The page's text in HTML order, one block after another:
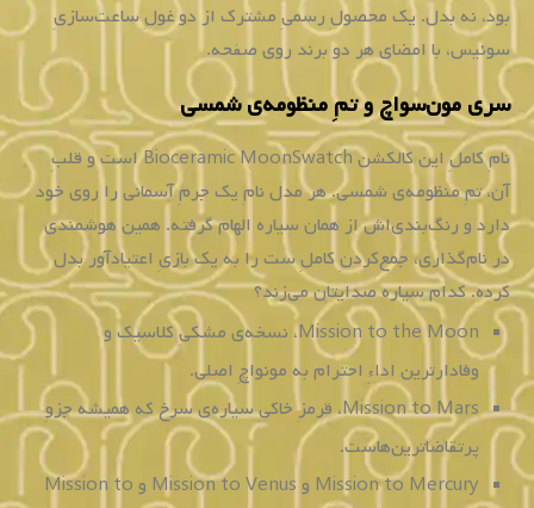
بود، نه بدل. یک محصولِ رسمیِ مشترک از دو غولِ ساعت‌سازیِ
سوئیس، با امضای هر دو برند روی صفحه.
سری مون‌سواچ و تمِ منظومه‌ی شمسی
نامِ کاملِ این کالکشن Bioceramic MoonSwatch است و قلبِ
آن، تمِ منظومه‌ی شمسی. هر مدل نامِ یک جرمِ آسمانی را روی خود
دارد و رنگ‌بندی‌اش از همان سیاره الهام گرفته. همین هوشمندی
در نام‌گذاری، جمع‌کردنِ کاملِ ست را به یک بازیِ اعتیادآور بدل
کرده. کدام سیاره صدایتان می‌زند؟
Mission to the Moon، نسخه‌ی مشکیِ کلاسیک و
وفادارترین اداءِ احترام به مونواچِ اصلی.
Mission to Mars، قرمزِ خاکیِ سیاره‌ی سرخ که همیشه جزوِ
پرتقاضاترین‌هاست.
Mission to Mercury و Mission to Venus و Mission to